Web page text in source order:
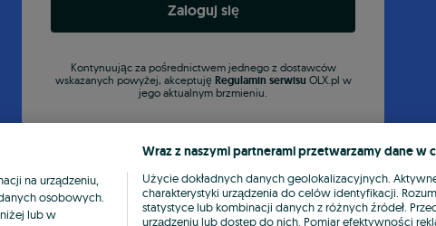
Zaloguj się
Kontynuując za pośrednictwem jednego z dostawców
wskazanych powyżej, akceptuję Regulamin serwisu OLX.pl w
jego aktualnym brzmieniu.
na urządzeniu,
osobowych.
lub w
Wraz z naszymi partnerami przetwarzamy dane w
Użycie dokładnych danych geolokalizacyjnych.
charakterystyki urządzenia do celów identyfikacji.
statystyce lub kombinacji danych z różnych źródeł.
urządzeniu lub dostęp do nich. Pomiar efektywności